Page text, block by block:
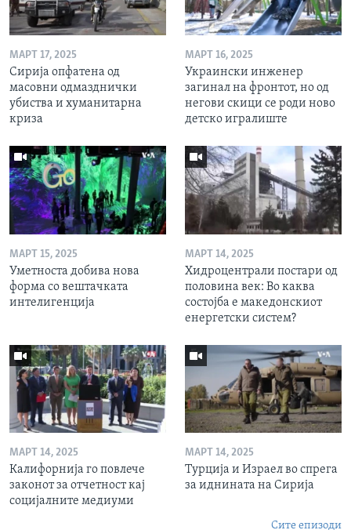
МАРТ 17, 2025
Сирија опфатена од
масовни одмазднички
убиства и хуманитарна
криза
МАРТ 16, 2025
Украински инженер
загинал на фронтот, но од
негови скици се роди ново
детско игралиште
МАРТ 15, 2025
Уметноста добива нова
форма со вештачката
интелигенција
МАРТ 14, 2025
Хидроцентрали постари од
половина век: Во каква
состојба е македонскиот
енергетски систем?
МАРТ 14, 2025
Калифорнија го повлече
законот за отчетност кај
социјалните медиуми
МАРТ 14, 2025
Турција и Израел во спрега
за иднината на Сирија
Сите епизоди